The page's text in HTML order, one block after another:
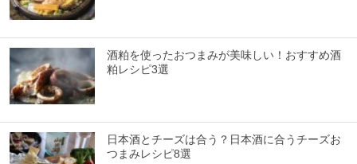
酒粕を使ったおつまみが美味しい！おすすめ酒
粕レシピ3選
日本酒とチーズは合う？日本酒に合うチーズお
つまみレシピ8選